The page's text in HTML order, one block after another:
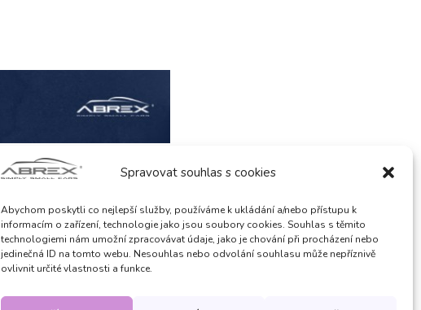
Spravovat souhlas s cookies
Abychom poskytli co nejlepší služby, používáme k ukládání a/nebo přístupu k
informacím o zařízení, technologie jako jsou soubory cookies. Souhlas s těmito
technologiemi nám umožní zpracovávat údaje, jako je chování při procházení nebo
jedinečná ID na tomto webu. Nesouhlas nebo odvolání souhlasu může nepříznivě
ovlivnit určité vlastnosti a funkce.